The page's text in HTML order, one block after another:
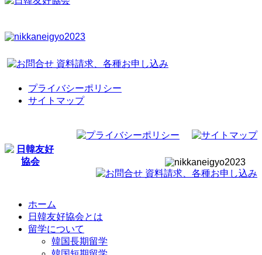
プライバシーポリシー
サイトマップ
ホーム
日韓友好協会とは
留学について
韓国長期留学